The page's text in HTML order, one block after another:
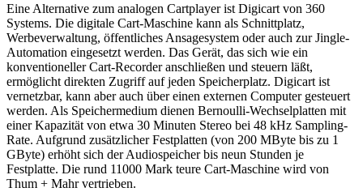
Eine Alternative zum analogen Cartplayer ist Digicart von 360
Systems. Die digitale Cart-Maschine kann als Schnittplatz,
Werbeverwaltung, öffentliches Ansagesystem oder auch zur Jingle-
Automation eingesetzt werden. Das Gerät, das sich wie ein
konventioneller Cart-Recorder anschließen und steuern läßt,
ermöglicht direkten Zugriff auf jeden Speicherplatz. Digicart ist
vernetzbar, kann aber auch über einen externen Computer gesteuert
werden. Als Speichermedium dienen Bernoulli-Wechselplatten mit
einer Kapazität von etwa 30 Minuten Stereo bei 48 kHz Sampling-
Rate. Aufgrund zusätzlicher Festplatten (von 200 MByte bis zu 1
GByte) erhöht sich der Audiospeicher bis neun Stunden je
Festplatte. Die rund 11000 Mark teure Cart-Maschine wird von
Thum + Mahr vertrieben.